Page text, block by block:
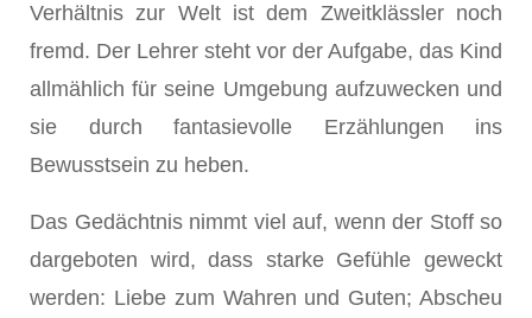
Verhältnis zur Welt ist dem Zweitklässler noch
fremd. Der Lehrer steht vor der Aufgabe, das Kind
allmählich für seine Umgebung aufzuwecken und
sie durch fantasievolle Erzählungen ins
Bewusstsein zu heben.
Das Gedächtnis nimmt viel auf, wenn der Stoff so
dargeboten wird, dass starke Gefühle geweckt
werden: Liebe zum Wahren und Guten; Abscheu